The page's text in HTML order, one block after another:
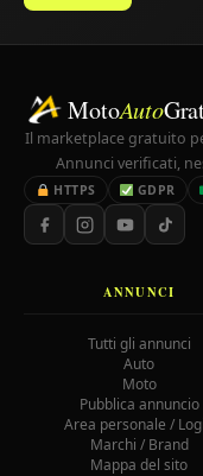
MotoAuto
Il marketplace gratuito
Annunci verificati,
HTTPS GDPR
ANNUNCI
Tutti gli annunci
Auto
Moto
Pubblica annuncio
Area personale /
Marchi / Brand
Mappa del sito